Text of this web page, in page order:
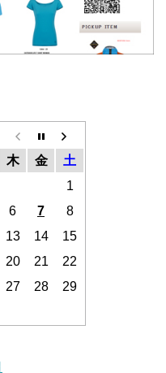
木 金
土
1
6 7
8
13 14
15
20 21
22
27 28
29